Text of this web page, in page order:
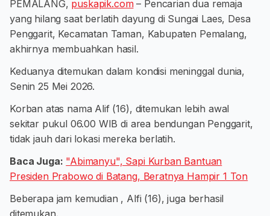
PEMALANG, puskapik.com– Pencarian dua remaja
yang hilang saat berlatih dayung di Sungai Laes, Desa
Penggarit, Kecamatan Taman, Kabupaten Pemalang,
akhirnya membuahkan hasil.
Keduanya ditemukan dalam kondisi meninggal dunia,
Senin 25 Mei 2026.
Korban atas nama Alif (16), ditemukan lebih awal
sekitar pukul 06.00 WIB di area bendungan Penggarit,
tidak jauh dari lokasi mereka berlatih.
Baca Juga: "Abimanyu", Sapi Kurban Bantuan
Presiden Prabowo di Batang, Beratnya Hampir 1 Ton
Beberapa jam kemudian , Alfi (16), juga berhasil
ditemukan.